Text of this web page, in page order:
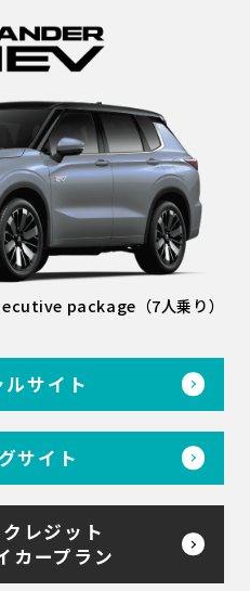
package（7人乗り）
ルサイト
サイト
レジット
カープラン